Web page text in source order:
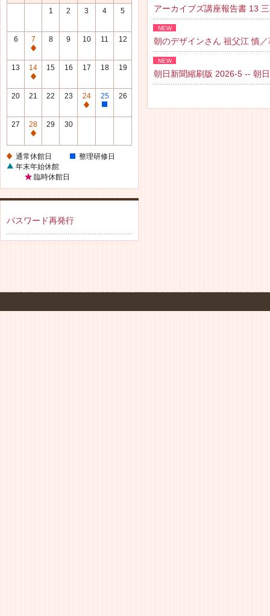
日
1 2 3 4 5
6
7
通
常
休
館
8 9 10 11 12
13
14
通
常
館
日
15 16 17 18 19
20 21 22 23
24
通
館
日
25
整
修
日
26
27
28
通
休
館
日
29 30
通常休館日
整理研修日
年末年始休館
臨時休館日
パスワード再発行
アーカイブズ講座報告書 13
NEW
朝のデザインさん 祖父江 慎
NEW
朝日新聞縮刷版 2026-5 -- 朝